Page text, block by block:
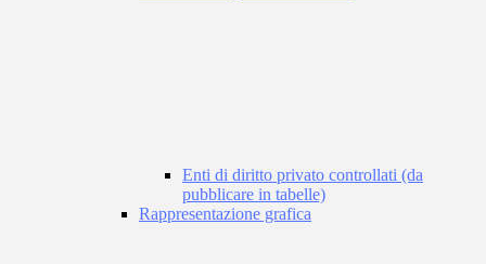
Enti di diritto privato controllati (da
pubblicare in tabelle)
Rappresentazione grafica